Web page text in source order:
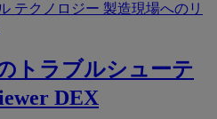
テクノロジー 製造現場へのリ
トラブルシューテ
DEX